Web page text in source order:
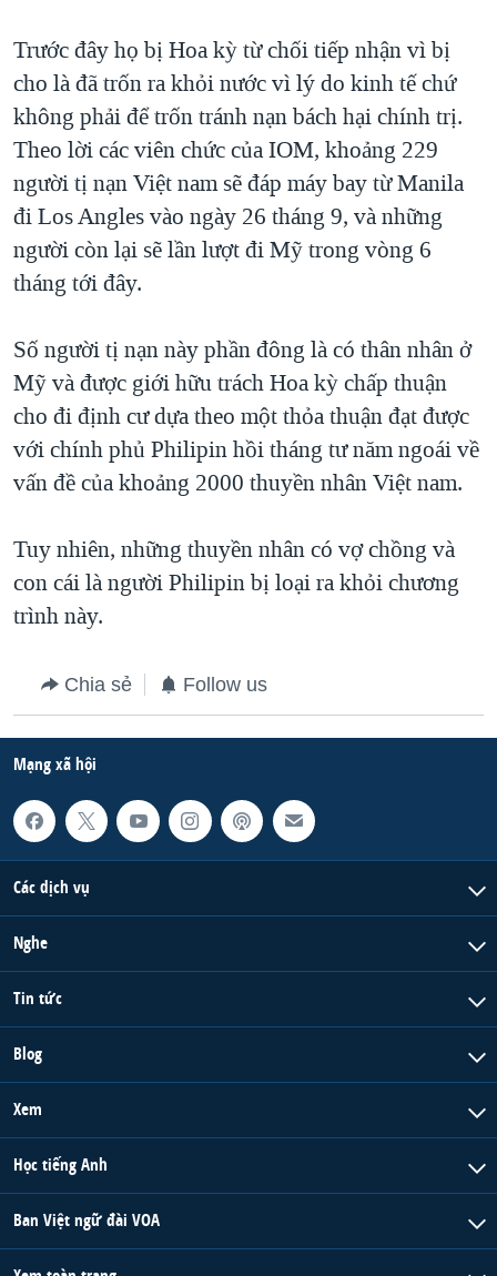
THỂ THAO
GIÁO DỤC
CHI PHÍ CHIẾN TRANH AFGHANISTAN
CÁC GIÁ TRỊ CỘNG HÒA Ở VIỆT NAM
THƯỢNG ĐỈNH TRUMP-KIM TẠI VIỆT NAM
TRỊNH VĨNH BÌNH VS. CHÍNH PHỦ VIỆT NAM
NGƯ DÂN VIỆT VÀ LÀN SÓNG TRỘM HẢI SÂM
Trước đây họ bị Hoa kỳ từ chối tiếp nhận vì bị
cho là đã trốn ra khỏi nước vì lý do kinh tế chứ
không phải để trốn tránh nạn bách hại chính trị.
Theo lời các viên chức của IOM, khoảng 229
người tị nạn Việt nam sẽ đáp máy bay từ Manila
đi Los Angles vào ngày 26 tháng 9, và những
người còn lại sẽ lần lượt đi Mỹ trong vòng 6
tháng tới đây.
Số người tị nạn này phần đông là có thân nhân ở
Mỹ và được giới hữu trách Hoa kỳ chấp thuận
cho đi định cư dựa theo một thỏa thuận đạt được
với chính phủ Philipin hồi tháng tư năm ngoái về
vấn đề của khoảng 2000 thuyền nhân Việt nam.
Tuy nhiên, những thuyền nhân có vợ chồng và
con cái là người Philipin bị loại ra khỏi chương
trình này.
Chia sẻ Follow us
Mạng xã hội
Các dịch vụ
Nghe
Tin tức
Blog
Xem
Học tiếng Anh
Ban Việt ngữ đài VOA